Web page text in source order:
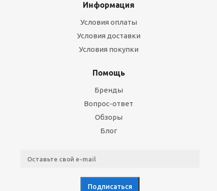
Информация
Условия оплаты
Условия доставки
Условия покупки
Помощь
Бренды
Вопрос-ответ
Обзоры
Блог